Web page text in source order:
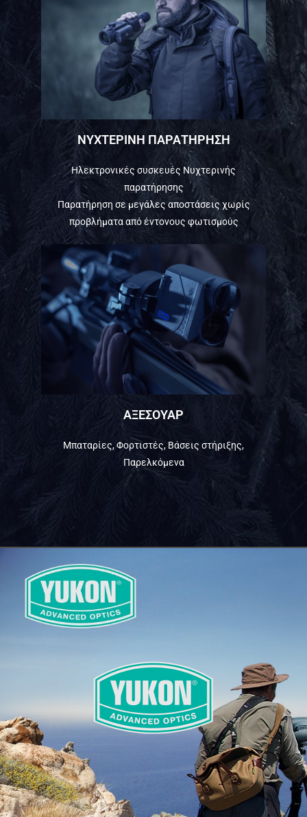
ΝΥΧΤΕΡΙΝΗ ΠΑΡΑΤΗΡΗΣΗ
Ηλεκτρονικές συσκευές Νυχτερινής
παρατήρησης
Παρατήρηση σε μεγάλες αποστάσεις χωρίς
προβλήματα από έντονους φωτισμούς
ΑΞΕΣΟΥΑΡ
Μπαταρίες, Φορτιστές, Βάσεις στήριξης,
Παρελκόμενα